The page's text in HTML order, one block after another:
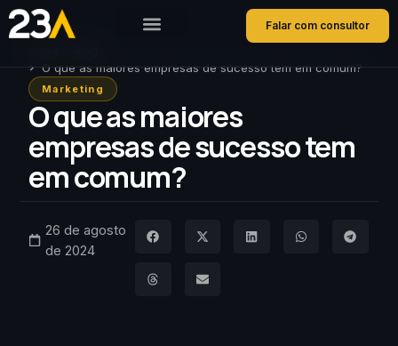
Falar com consultor
O que as maiores empresas de sucesso tem em comum?
Marketing
O que as maiores
empresas de sucesso tem
em comum?
26 de agosto
de 2024